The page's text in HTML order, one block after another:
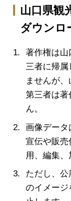
山口県観
ダウン
著作権は山
三者に帰属
ませんが
第三者は著
ん。
画像データ
宣伝や販売
用、編集、
ただし、
のイメージ